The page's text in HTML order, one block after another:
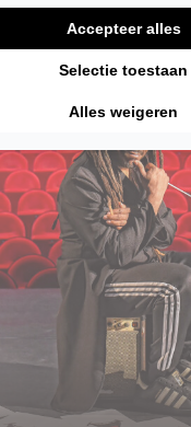
Alles weigeren
Selectie toestaan
Accepteer alles